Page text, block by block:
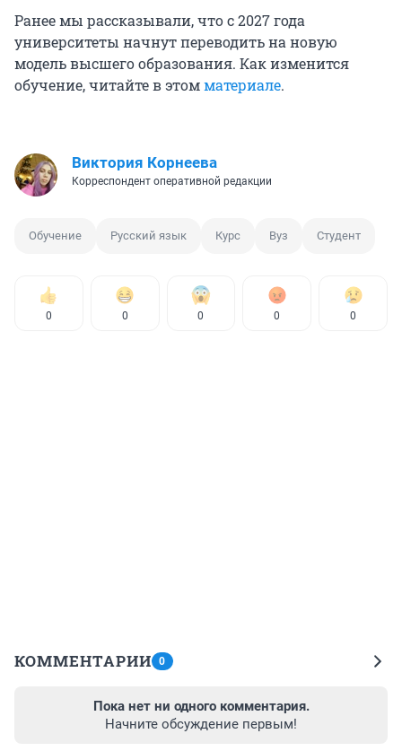
Ранее мы рассказывали, что с 2027 года
университеты начнут переводить на новую
модель высшего образования. Как изменится
обучение, читайте в этомматериале.
Виктория Корнеева
Корреспондент оперативной редакции
Обучение Русский язык Курс Вуз Студент
0 0 0 0 0
КОММЕНТАРИИ 0
Пока нет ни одного комментария.
Начните обсуждение первым!